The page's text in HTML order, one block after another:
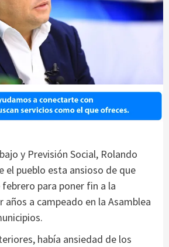
y Previsión Social, Rolando
el pueblo esta ansioso de que
para poner fin a la
años a campeado en la Asamblea
había ansiedad de los